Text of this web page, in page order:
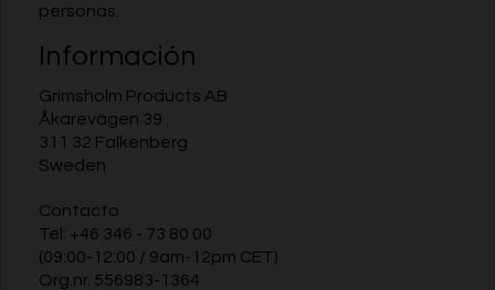
personas.
Información
Grimsholm Products AB
Åkarevägen 39
311 32 Falkenberg
Sweden
Contacto
Tel: +46 346 - 73 80 00
(09:00-12:00 / 9am-12pm CET)
Org.nr. 556983-1364